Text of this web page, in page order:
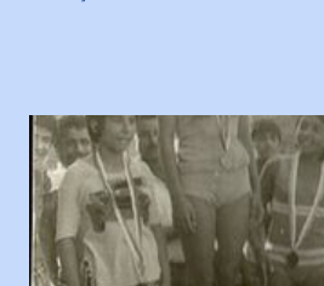
ve ürünlerini Bursa şehrinde
protesto eylemiyle açıkladıklarını
adına açıklama yapan şahsı
söylüyoruz. Bu son uyarımızdır.
ait tanıtıcı ilanların asılmasına izin